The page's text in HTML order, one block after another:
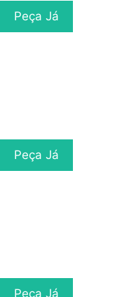
Peça Já
Peça Já
Peça Já